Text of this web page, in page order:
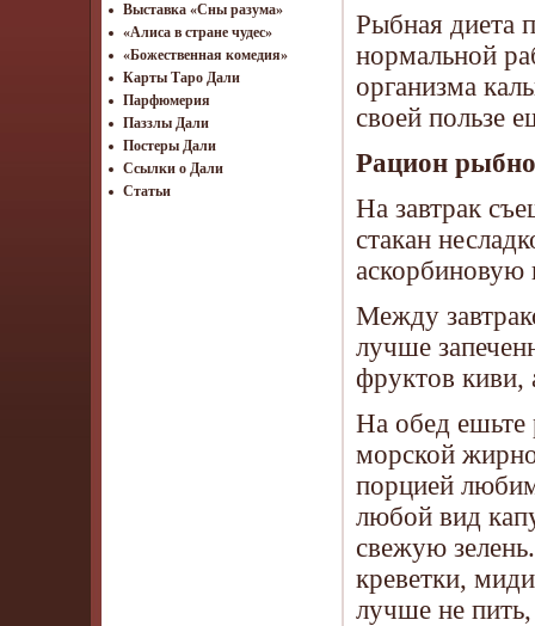
Выставка «Сны разума»
«Алиса в стране чудес»
«Божественная комедия»
Карты Таро Дали
Парфюмерия
Паззлы Дали
Постеры Дали
Ссылки о Дали
Статьи
Рыбная диета
нормальной
организма
своей пользе
Рацион
На завтрак
стакан
аскорбиновую
Между
лучше
фруктов киви,
На обед ешьте
морской
порцией
любой вид
свежую
креветки,
лучше не